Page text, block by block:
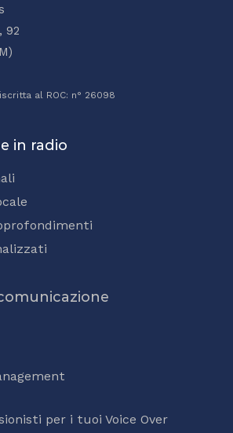
92
al ROC: n° 26098
in radio
per i tuoi Voice Over